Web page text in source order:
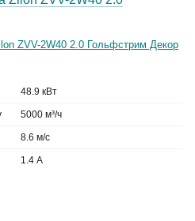
48.9 кВт
5000 м³/ч
8.6 м/с
1.4 А